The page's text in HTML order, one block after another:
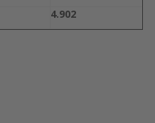
4.902